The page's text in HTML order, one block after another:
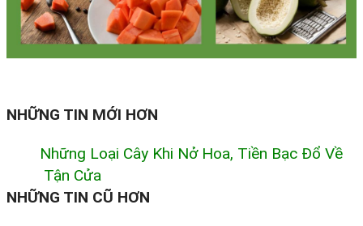
NHỮNG TIN MỚI HƠN
Những Loại Cây Khi Nở Hoa, Tiền Bạc Đổ Về
Tận Cửa
NHỮNG TIN CŨ HƠN